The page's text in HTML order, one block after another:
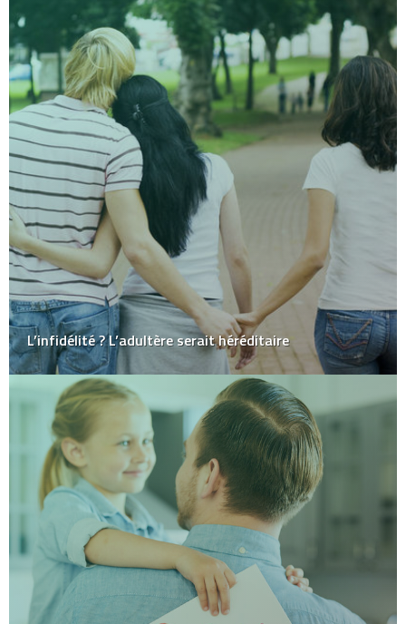
L’infidélité ? L’adultère serait héréditaire